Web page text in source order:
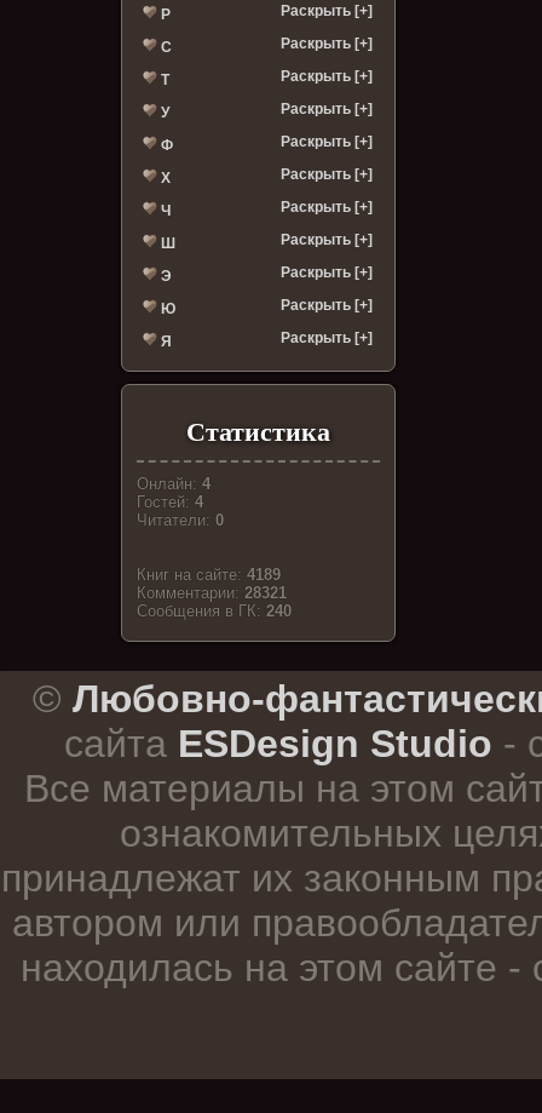
Р Раскрыть [+]
С Раскрыть [+]
Т Раскрыть [+]
У Раскрыть [+]
Ф Раскрыть [+]
Х Раскрыть [+]
Ч Раскрыть [+]
Ш Раскрыть [+]
Э Раскрыть [+]
Ю Раскрыть [+]
Я Раскрыть [+]
Статистика
Онлайн:4
Гостей:4
Читатели:0
Книг на сайте:4189
Комментарии:28321
Cообщения в ГК:240
© Любовно-
сайта ESDesign Studio -
Все материалы на этом
ознакомительных
принадлежат их законным
автором или
находилась на этом сайте